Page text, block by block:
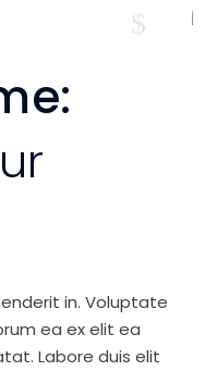
in. Voluptate
ea ex elit ea
Labore duis elit